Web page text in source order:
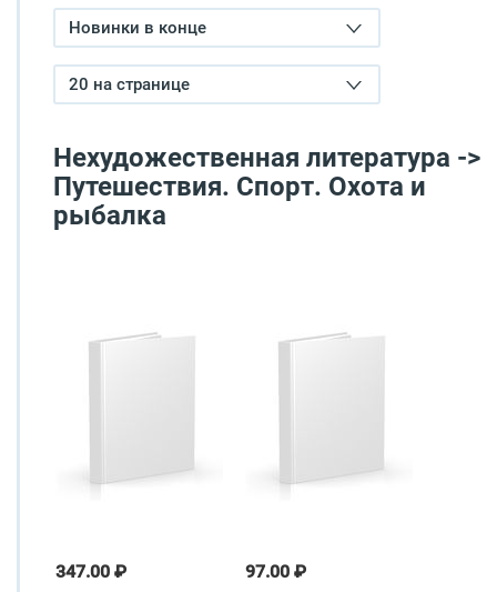
Новинки в конце
20 на странице
Нехудожественная литература ->
Путешествия. Спорт. Охота и
рыбалка
347.00 ₽ 97.00 ₽